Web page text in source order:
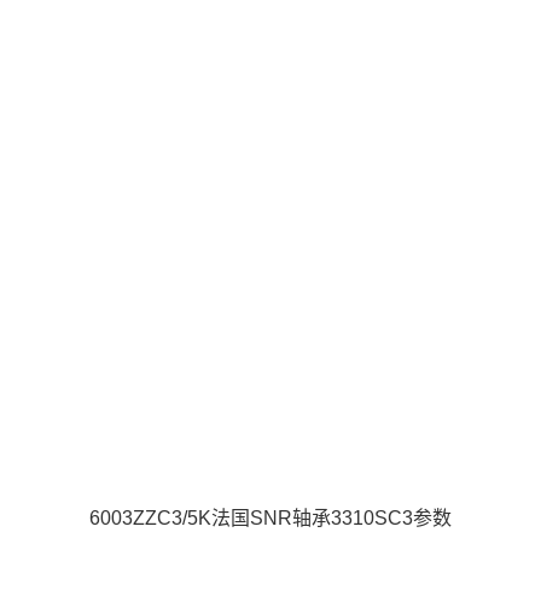
6003ZZC3/5K法国SNR轴承3310SC3参数